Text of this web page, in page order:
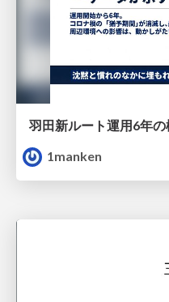
羽田新ルート運用6年の
1manken